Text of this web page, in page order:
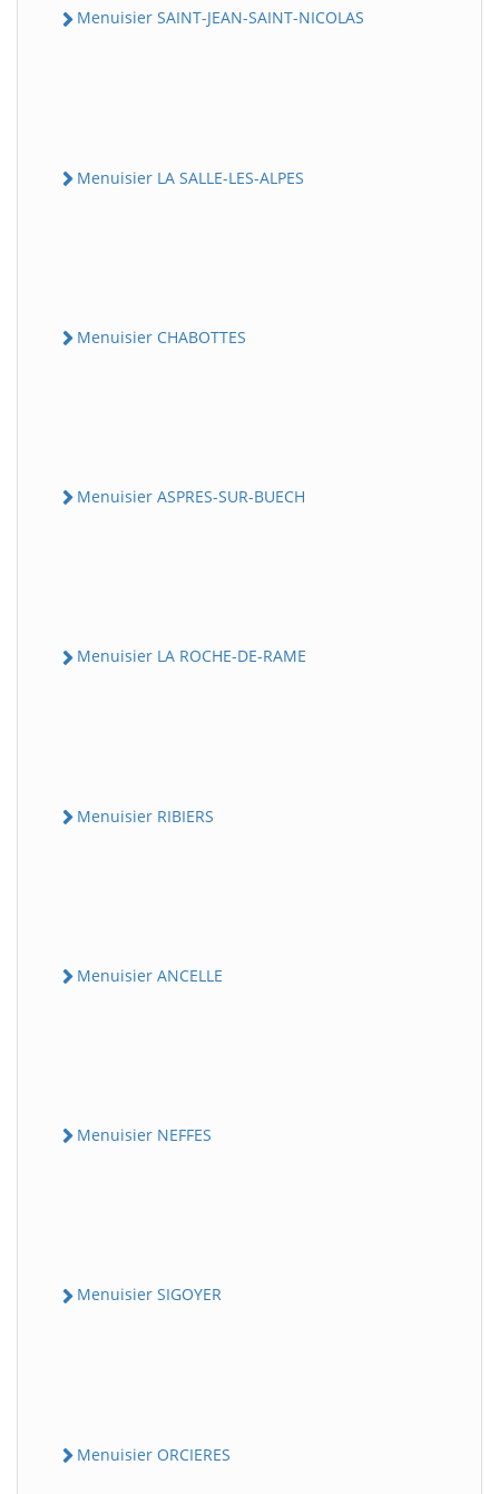
Menuisier SAINT-JEAN-SAINT-NICOLAS
Menuisier LA SALLE-LES-ALPES
Menuisier CHABOTTES
Menuisier ASPRES-SUR-BUECH
Menuisier LA ROCHE-DE-RAME
Menuisier RIBIERS
Menuisier ANCELLE
Menuisier NEFFES
Menuisier SIGOYER
Menuisier ORCIERES